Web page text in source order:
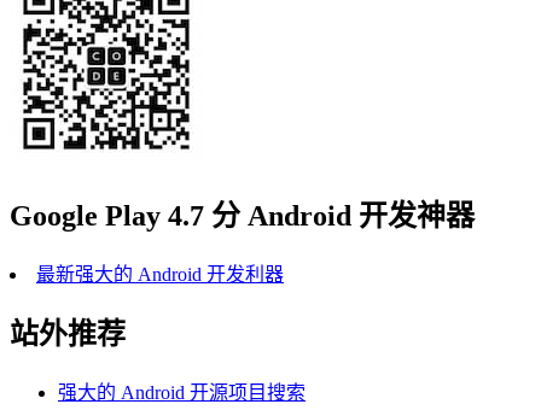
Google Play 4.7 分 Android 开发神器
最新强大的 Android 开发利器
站外推荐
强大的 Android 开源项目搜索